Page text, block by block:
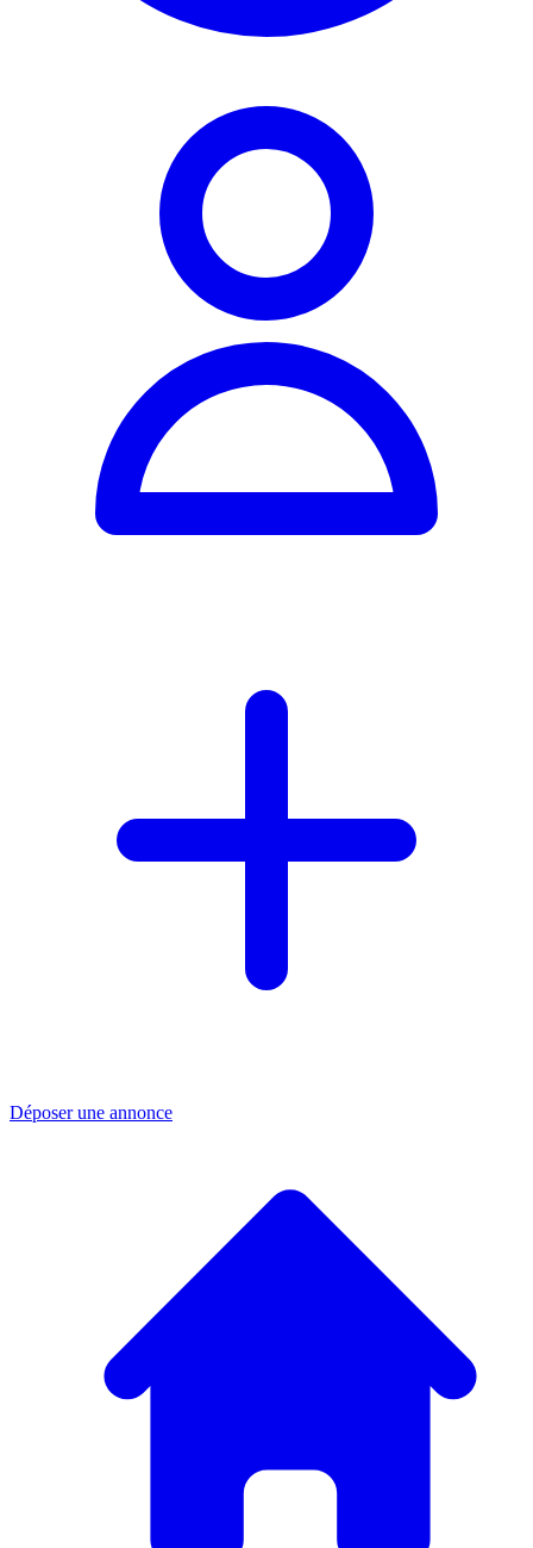
Déposer une annonce